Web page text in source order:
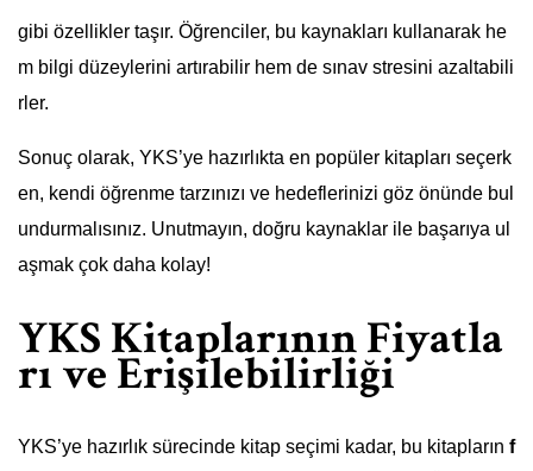
gibi özellikler taşır. Öğrenciler, bu kaynakları kullanarak he
m bilgi düzeylerini artırabilir hem de sınav stresini azaltabili
rler.
Sonuç olarak, YKS’ye hazırlıkta en popüler kitapları seçerk
en, kendi öğrenme tarzınızı ve hedeflerinizi göz önünde bul
undurmalısınız. Unutmayın, doğru kaynaklar ile başarıya ul
aşmak çok daha kolay!
YKS Kitaplarının Fiyatla
rı ve Erişilebilirliği
YKS’ye hazırlık sürecinde kitap seçimi kadar, bu kitapların f